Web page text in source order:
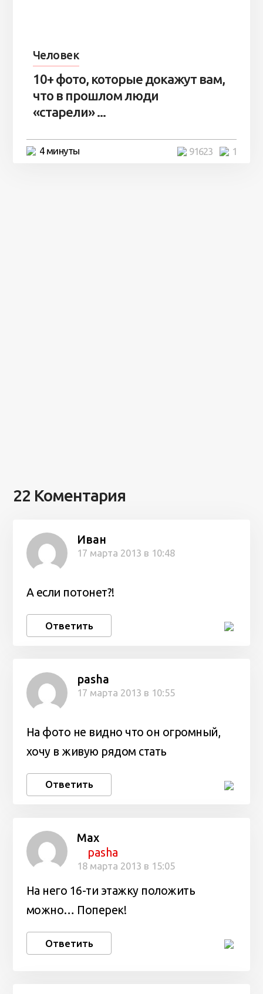
Человек
10+ фото, которые докажут вам,
что в прошлом люди
«старели» ...
4 минуты 1
91623
22 Коментария
Иван
17 марта 2013 в 10:48
А если потонет?!
Ответить
pasha
17 марта 2013 в 10:55
На фото не видно что он огромный,
хочу в живую рядом стать
Ответить
Max
pasha
18 марта 2013 в 15:05
На него 16-ти этажку положить
можно… Поперек!
Ответить